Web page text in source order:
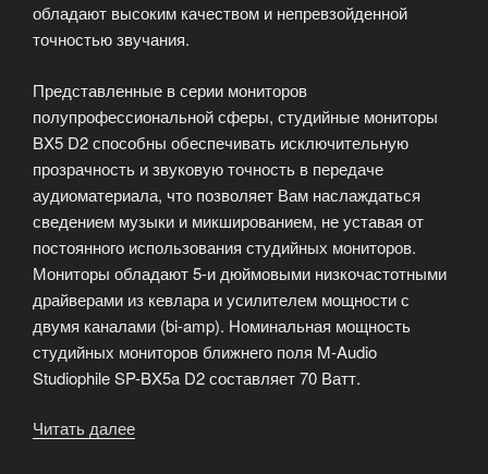
обладают высоким качеством и непревзойденной
точностью звучания.
Представленные в серии мониторов
полупрофессиональной сферы, студийные мониторы
BX5 D2 способны обеспечивать исключительную
прозрачность и звуковую точность в передаче
аудиоматериала, что позволяет Вам наслаждаться
сведением музыки и микшированием, не уставая от
постоянного использования студийных мониторов.
Мониторы обладают 5-и дюймовыми низкочастотными
драйверами из кевлара и усилителем мощности с
двумя каналами (bi-amp). Номинальная мощность
студийных мониторов ближнего поля M-Audio
Studiophile SP-BX5a D2 составляет 70 Ватт.
Читать далее